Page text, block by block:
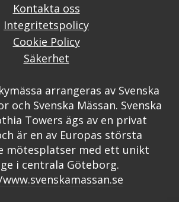
Kontakta oss
Integritetspolicy
Cookie Policy
Säkerhet
arrangeras av Svenska
och Svenska Mässan. Svenska
Towers ägs av en privat
är en av Europas största
mötesplatser med ett unikt
i centrala Göteborg.